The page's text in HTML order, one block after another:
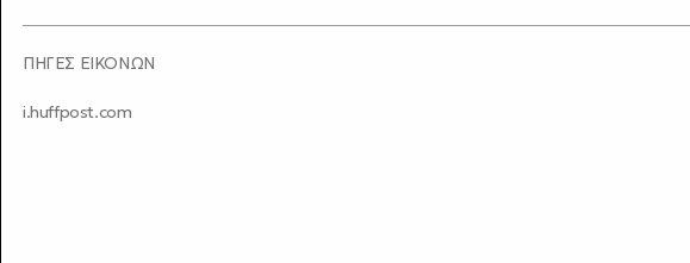
ΠΗΓΕΣ ΕΙΚΟΝΩΝ
i.huffpost.com